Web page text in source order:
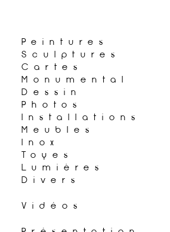
Peintures
Sculptures
Cartes
Monumental
Dessin
Photos
Installations
Meubles
Inox
Toyes
Lumières
Divers
Vidéos